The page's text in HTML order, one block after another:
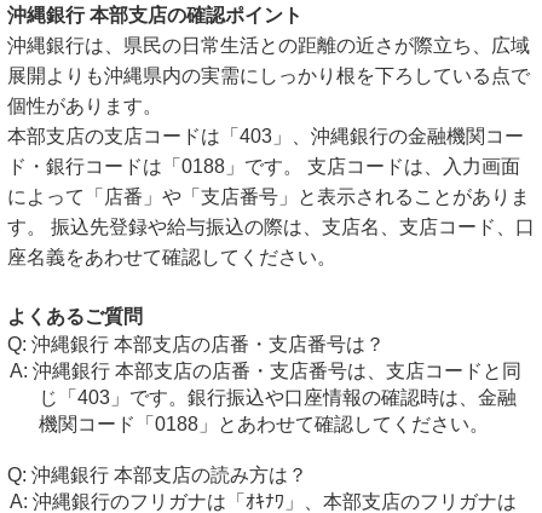
沖縄銀行 本部支店の確認ポイント
沖縄銀行は、県民の日常生活との距離の近さが際立ち、広域
展開よりも沖縄県内の実需にしっかり根を下ろしている点で
個性があります。
本部支店の支店コードは「403」、沖縄銀行の金融機関コー
ド・銀行コードは「0188」です。 支店コードは、入力画面
によって「店番」や「支店番号」と表示されることがありま
す。 振込先登録や給与振込の際は、支店名、支店コード、口
座名義をあわせて確認してください。
よくあるご質問
沖縄銀行 本部支店の店番・支店番号は？
沖縄銀行 本部支店の店番・支店番号は、支店コードと同
じ「403」です。銀行振込や口座情報の確認時は、金融
機関コード「0188」とあわせて確認してください。
沖縄銀行 本部支店の読み方は？
沖縄銀行のフリガナは「ｵｷﾅﾜ」、本部支店のフリガナは